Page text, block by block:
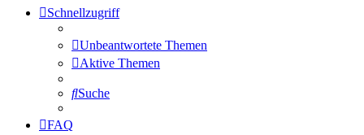
Schnellzugriff
Unbeantwortete Themen
Aktive Themen
Suche
FAQ